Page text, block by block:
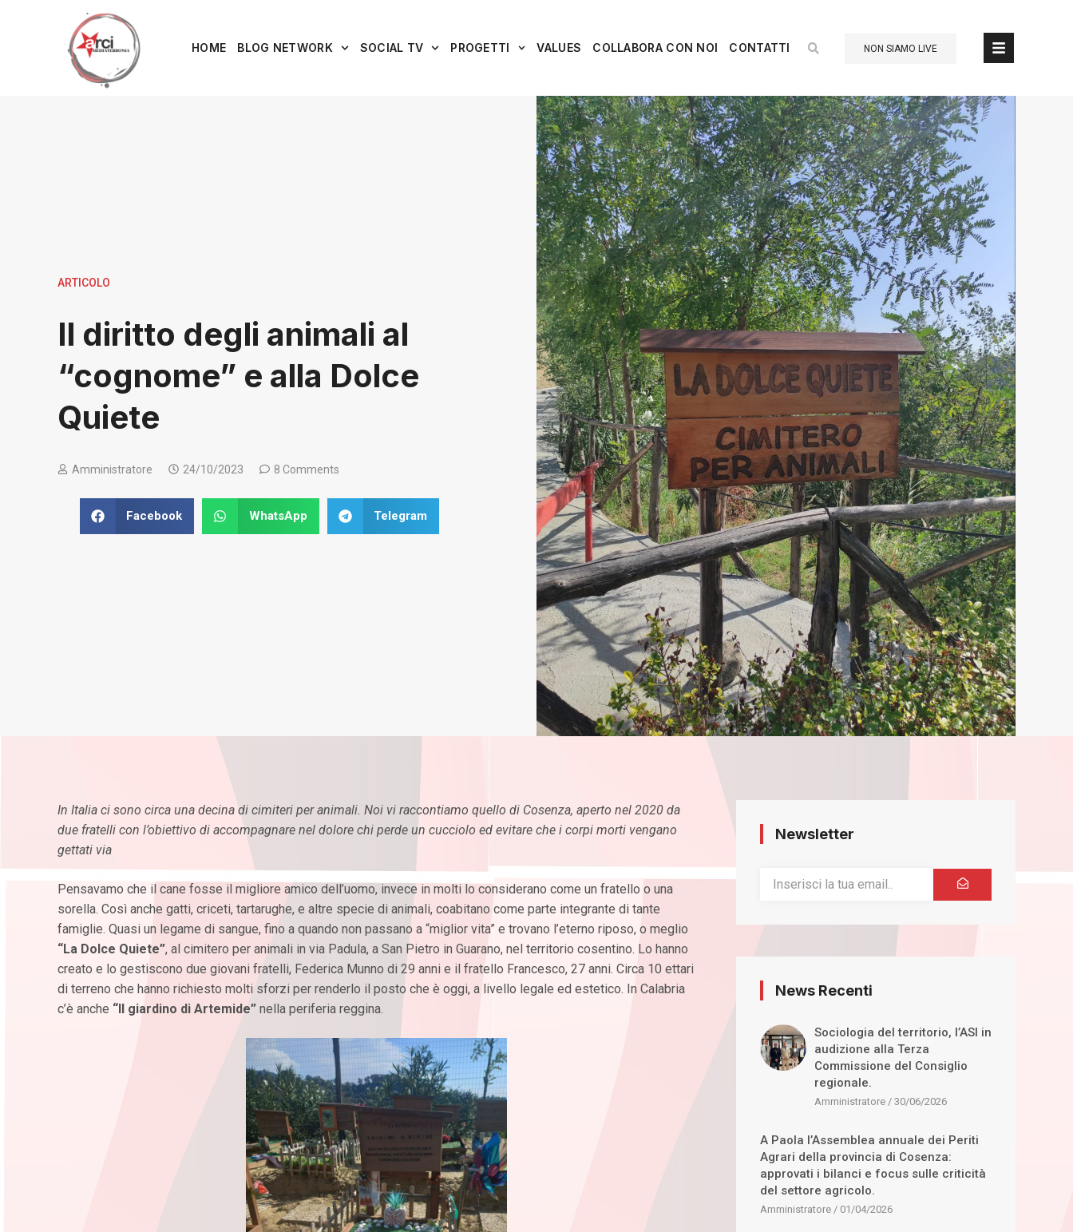
HOME BLOG NETWORK SOCIAL TV PROGETTI VALUES COLLABORA CON NOI CONTATTI NON SIAMO LIVE
ARTICOLO
Il diritto degli animali al
“cognome” e alla Dolce
Quiete
Amministratore 24/10/2023 8 Comments
Facebook WhatsApp Telegram
In Italia ci sono circa una decina di cimiteri per animali. Noi vi raccontiamo quello di Cosenza, aperto nel 2020 da
due fratelli con l’obiettivo di accompagnare nel dolore chi perde un cucciolo ed evitare che i corpi morti vengano
gettati via
Pensavamo che il cane fosse il migliore amico dell’uomo, invece in molti lo considerano come un fratello o una
sorella. Così anche gatti, criceti, tartarughe, e altre specie di animali, coabitano come parte integrante di tante
famiglie. Quasi un legame di sangue, fino a quando non passano a “miglior vita” e trovano l’eterno riposo, o meglio
“La Dolce Quiete”, al cimitero per animali in via Padula, a San Pietro in Guarano, nel territorio cosentino. Lo hanno
creato e lo gestiscono due giovani fratelli, Federica Munno di 29 anni e il fratello Francesco, 27 anni. Circa 10 ettari
di terreno che hanno richiesto molti sforzi per renderlo il posto che è oggi, a livello legale ed estetico. In Calabria
c’è anche “Il giardino di Artemide” nella periferia reggina.
Newsletter
News Recenti
Sociologia del territorio, l’ASI in
audizione alla Terza
Commissione del Consiglio
regionale.
Amministratore 30/06/2026
A Paola l’Assemblea annuale dei Periti
Agrari della provincia di Cosenza:
approvati i bilanci e focus sulle criticità
del settore agricolo.
Amministratore 01/04/2026